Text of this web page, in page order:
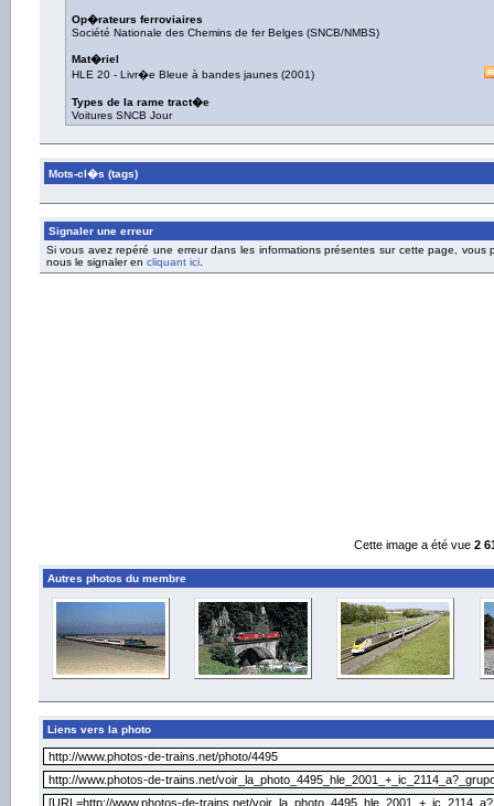
Op�rateurs ferroviaires
Société Nationale des Chemins de fer Belges (SNCB/NMBS)
Mat�riel
HLE 20 - Livr�e Bleue à bandes jaunes (2001)
Types de la rame tract�e
Voitures SNCB Jour
Mots-cl�s (tags)
Signaler une erreur
Si vous avez repéré une erreur dans les informations présentes sur cette page, vous
nous le signaler en cliquant ici.
Cette image a été vue 2
Autres photos du membre
Liens vers la photo